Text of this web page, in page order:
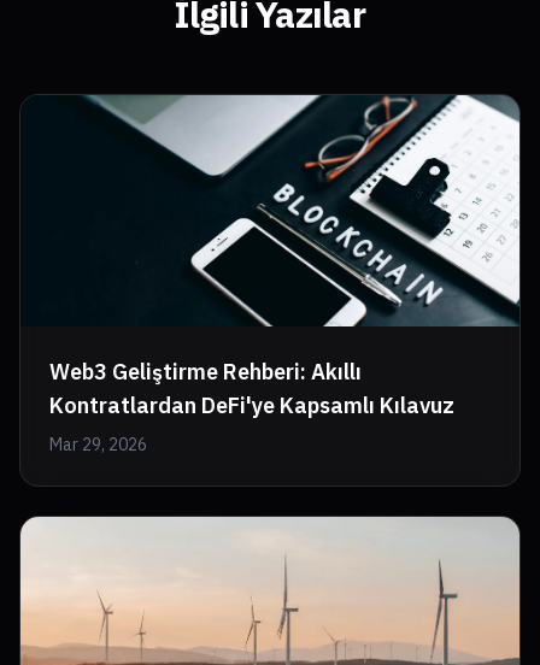
İlgili Yazılar
Web3 Geliştirme Rehberi: Akıllı
Kontratlardan DeFi'ye Kapsamlı Kılavuz
Mar 29, 2026